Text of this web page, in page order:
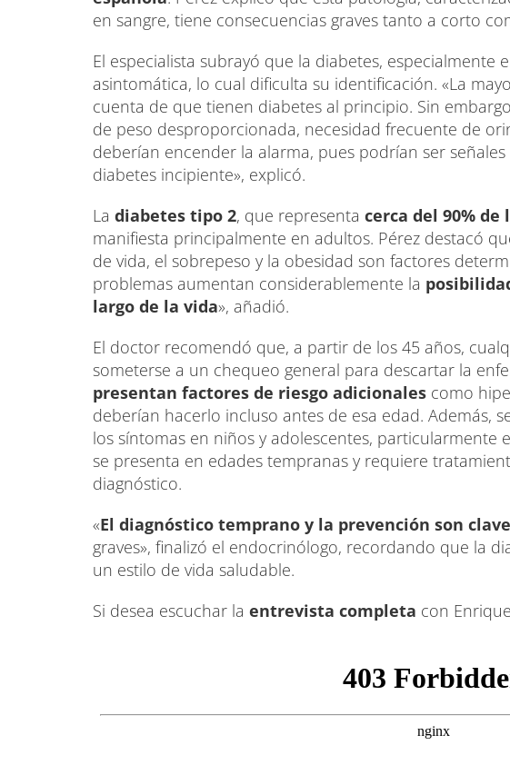
en sangre, tiene consecuencias graves tanto a corto
El especialista subrayó que la diabetes, especialmente
asintomática, lo cual dificulta su identificación. «La
cuenta de que tienen diabetes al principio. Sin
de peso desproporcionada, necesidad frecuente de
deberían encender la alarma, pues podrían ser
diabetes incipiente», explicó.
La diabetes tipo 2, que representa cerca del 90% de
manifiesta principalmente en adultos. Pérez destacó
de vida, el sobrepeso y la obesidad son factores
problemas aumentan considerablemente la
largo de la vida», añadió.
El doctor recomendó que, a partir de los 45 años,
someterse a un chequeo general para descartar la
presentan factores de riesgo adicionales como
deberían hacerlo incluso antes de esa edad. Además,
los síntomas en niños y adolescentes, particularmente
se presenta en edades tempranas y requiere
diagnóstico.
«El diagnóstico temprano y la prevención son
graves», finalizó el endocrinólogo, recordando que la
un estilo de vida saludable.
Si desea escuchar la entrevista completa con